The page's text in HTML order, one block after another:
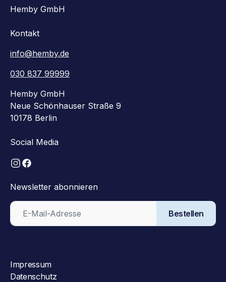
Hemby GmbH
Kontakt
info@hemby.de
030 837 99999
Hemby GmbH
Neue Schönhauser Straße 9
10178 Berlin
Social Media
Newsletter abonnieren
Bestellen
Impressum
Datenschutz